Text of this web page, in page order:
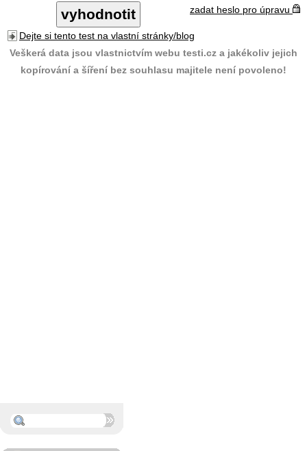
zadat heslo pro úpravu
Dejte si tento test na vlastní stránky/blog
Veškerá data jsou vlastnictvím webu testi.cz a jakékoliv jejich
kopírování a šíření bez souhlasu majitele není povoleno!